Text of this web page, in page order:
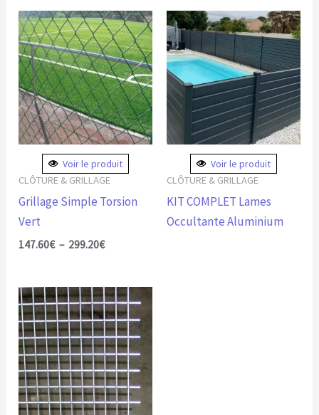
Voir le produit
CLÔTURE & GRILLAGE
Grillage Simple Torsion
Vert
147.60€ – 299.20€
Plage
de
prix :
147.60€
à
299.20€
Ce
produit
a
plusieurs
variations.
Les
options
peuvent
être
choisies
sur
la
produit
Voir le produit
CLÔTURE & GRILLAGE
KIT COMPLET Lames
Occultante Aluminium